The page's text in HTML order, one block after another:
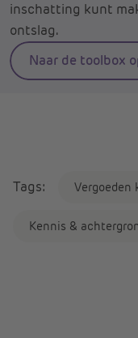
inschatting kunt
ontslag.
Naar de toolbox
Tags: Vergoeden
Kennis &